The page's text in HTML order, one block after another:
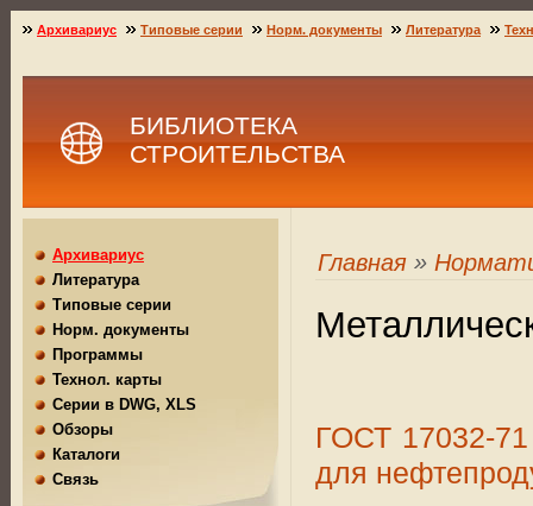
БИБЛИОТЕКА
СТРОИТЕЛЬСТВА
Главная »
ГОСТ 17032-71
для
Архивариус Типовые серии Норм. документы Литература
Архивариус
Литература
Типовые серии
Норм. документы
Программы
Технол. карты
Серии в DWG, XLS
Обзоры
Каталоги
Связь